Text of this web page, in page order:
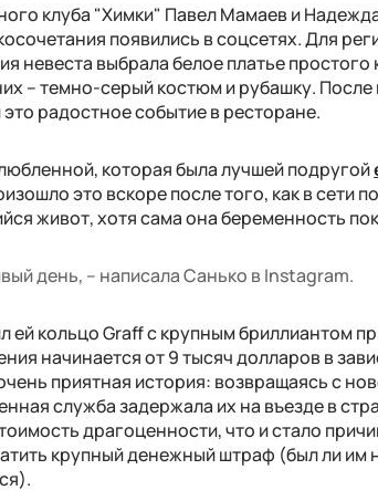
клуба "Химки" Павел Мамаев и
появились в соцсетях. Для
невеста выбрала белое платье простого
– темно-серый костюм и рубашку.
радостное событие в ресторане.
которая была лучшей подругой
это вскоре после того, как в сети
живот, хотя сама она беременность
день, – написала Санько в Instagram.
ей кольцо Graff с крупным бриллиантом
начинается от 9 тысяч долларов в
приятная история: возвращаясь с
служба задержала их на въезде в
драгоценности, что и стало
крупный денежный штраф (был ли им